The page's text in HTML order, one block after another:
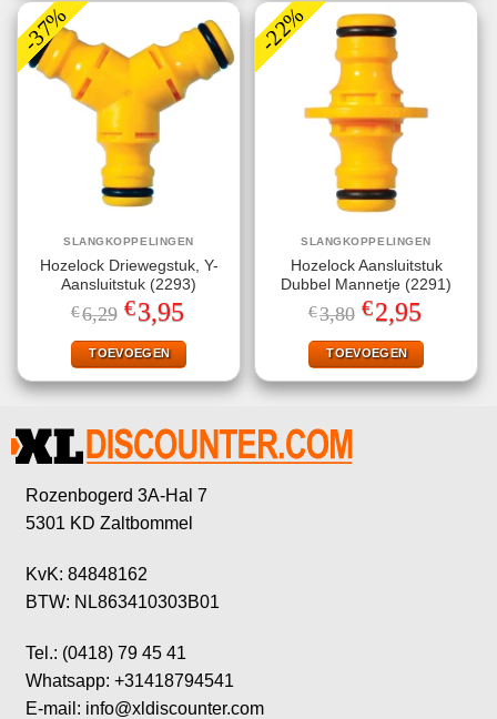
-37%
SLANGKOPPELINGEN
Hozelock Driewegstuk, Y-
Aansluitstuk (2293)
€6,29 Oorspronkelijke
prijs
was:
€6,29.
€3,95
is:
€3,95.
TOEVOEGEN
-22%
SLANGKOPPELINGEN
Hozelock Aansluitstuk
Dubbel Mannetje (2291)
€3,80 Oorspronkelijke
prijs
was:
€3,80.
€2,95
is:
€2,95.
TOEVOEGEN
Rozenbogerd 3A-Hal 7
5301 KD Zaltbommel
KvK: 84848162
BTW: NL863410303B01
Tel.: (0418) 79 45 41
Whatsapp: +31418794541
E-mail: info@xldiscounter.com